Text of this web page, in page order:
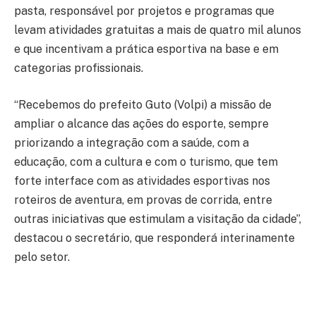
pasta, responsável por projetos e programas que
levam atividades gratuitas a mais de quatro mil alunos
e que incentivam a prática esportiva na base e em
categorias profissionais.
“Recebemos do prefeito Guto (Volpi) a missão de
ampliar o alcance das ações do esporte, sempre
priorizando a integração com a saúde, com a
educação, com a cultura e com o turismo, que tem
forte interface com as atividades esportivas nos
roteiros de aventura, em provas de corrida, entre
outras iniciativas que estimulam a visitação da cidade”,
destacou o secretário, que responderá interinamente
pelo setor.